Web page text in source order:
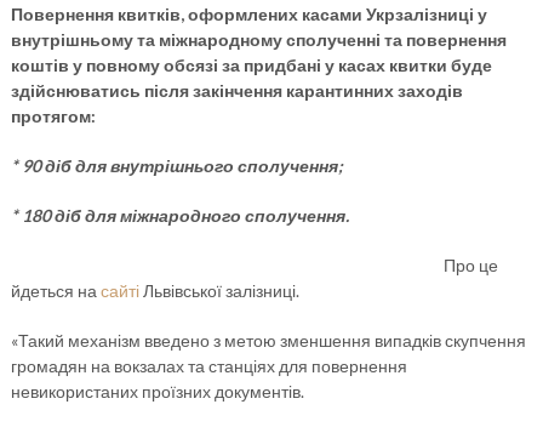
Повернення квитків, оформлених касами Укрзалізниці у
внутрішньому та міжнародному сполученні та повернення
коштів у повному обсязі за придбані у касах квитки буде
здійснюватись після закінчення карантинних заходів
протягом:
* 90 діб для внутрішнього сполучення;
* 180 діб для міжнародного сполучення.
Про це
йдеться на сайтіЛьвівської залізниці.
«Такий механізм введено з метою зменшення випадків скупчення
громадян на вокзалах та станціях для повернення
невикористаних проїзних документів.